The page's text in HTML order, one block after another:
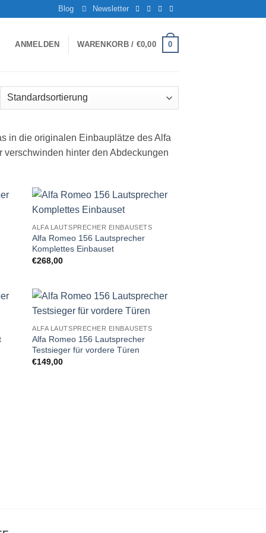
Blog Newsletter
ANMELDEN WARENKORB / €0,00 0
in die originalen Einbauplätze des Alfa
hinter den Abdeckungen
Wunschliste
hinzufügen
ALFA LAUTSPRECHER EINBAUSETS
Alfa Romeo 156 Lautsprecher
Komplettes Einbauset
€268,00
Wunschliste
hinzufügen
ALFA LAUTSPRECHER EINBAUSETS
Alfa Romeo 156 Lautsprecher
Testsieger für vordere Türen
€149,00